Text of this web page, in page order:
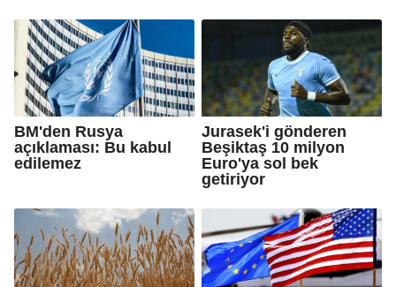
BM'den Rusya
açıklaması: Bu kabul
edilemez
Jurasek'i gönderen
Beşiktaş 10 milyon
Euro'ya sol bek
getiriyor